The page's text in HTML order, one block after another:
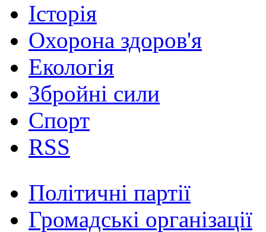
Історія
Охорона здоров'я
Екологія
Збройні сили
Спорт
RSS
Політичні партії
Громадські організації